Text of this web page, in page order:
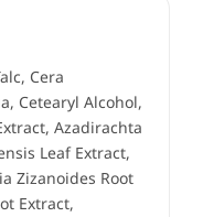
Cera
Cetearyl Alcohol,
Azadirachta
Leaf Extract,
Zizanoides Root
Extract,